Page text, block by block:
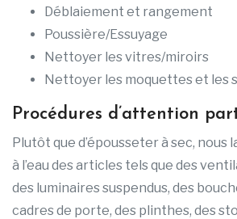
Déblaiement et rangement
Poussière/Essuyage
Nettoyer les vitres/miroirs
Nettoyer les moquettes et les
Procédures d’attention
Plutôt que d’épousseter à sec, nous
à l’eau des articles tels que des
des luminaires suspendus, des
cadres de porte, des plinthes, des